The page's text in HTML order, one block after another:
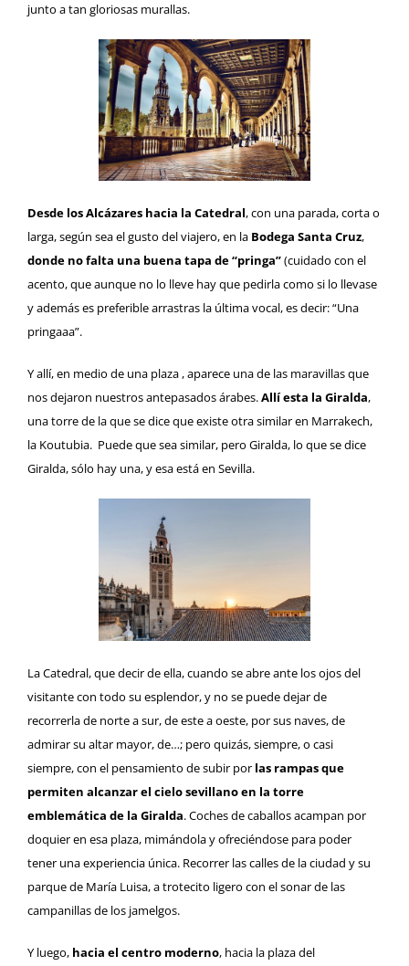
junto a tan gloriosas murallas.
Desde los Alcázares hacia la Catedral, con una parada, corta o
larga, según sea el gusto del viajero, en la Bodega Santa Cruz,
donde no falta una buena tapa de “pringa”(cuidado con el
acento, que aunque no lo lleve hay que pedirla como si lo llevase
y además es preferible arrastras la última vocal, es decir: “Una
pringaaa”.
Y allí, en medio de una plaza , aparece una de las maravillas que
nos dejaron nuestros antepasados árabes.Allí esta la Giralda,
una torre de la que se dice que existe otra similar en Marrakech,
la Koutubia. Puede que sea similar, pero Giralda, lo que se dice
Giralda, sólo hay una, y esa está en Sevilla.
La Catedral, que decir de ella, cuando se abre ante los ojos del
visitante con todo su esplendor, y no se puede dejar de
recorrerla de norte a sur, de este a oeste, por sus naves, de
admirar su altar mayor, de…; pero quizás, siempre, o casi
siempre, con el pensamiento de subir por las rampas que
permiten alcanzar el cielo sevillano en la torre
emblemática de la Giralda. Coches de caballos acampan por
doquier en esa plaza, mimándola y ofreciéndose para poder
tener una experiencia única. Recorrer las calles de la ciudad y su
parque de María Luisa, a trotecito ligero con el sonar de las
campanillas de los jamelgos.
Y luego, hacia el centro moderno, hacia la plaza del